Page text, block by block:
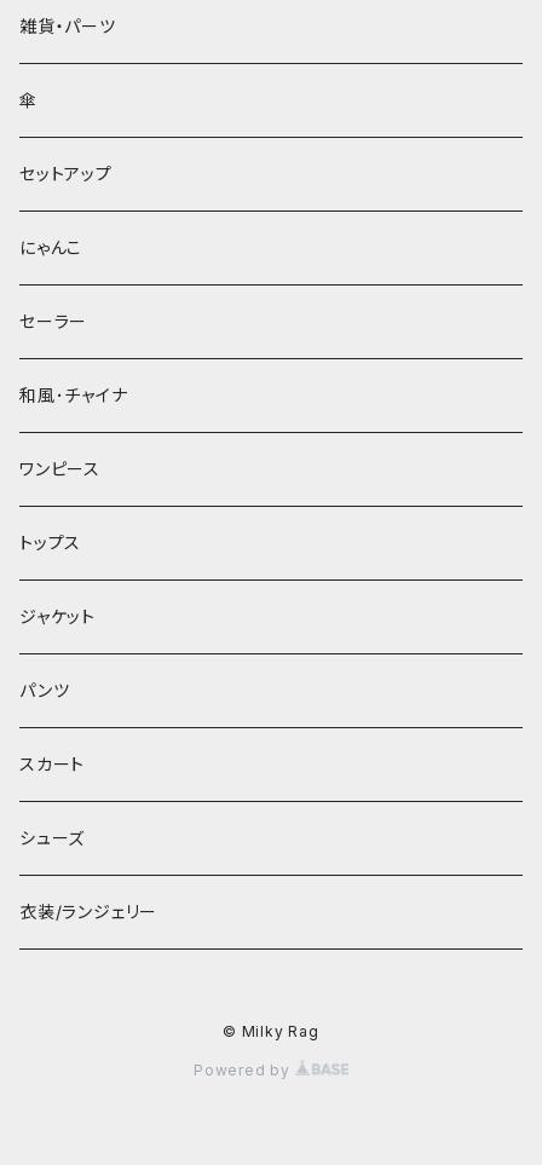
雑貨・パーツ
傘
セットアップ
にゃんこ
セーラー
和風･チャイナ
ワンピース
トップス
ジャケット
パンツ
スカート
シューズ
衣装/ランジェリー
© Milky Rag
Powered by